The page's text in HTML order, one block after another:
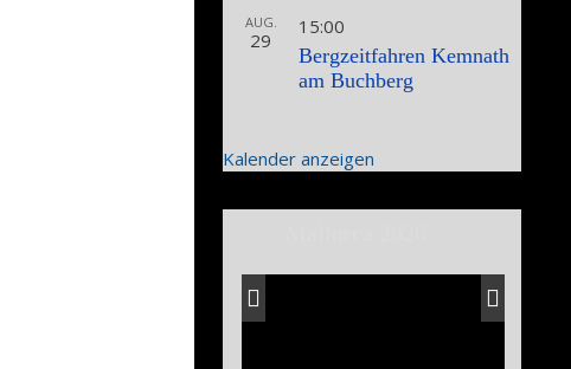
AUG.
29
15:00
Bergzeitfahren Kemnath
am Buchberg
Kalender anzeigen